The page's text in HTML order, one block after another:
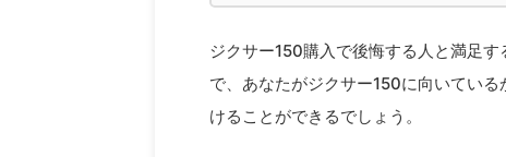
ジクサー150購入で後悔する人と満足
で、あなたがジクサー150に向いてい
けることができるでしょう。